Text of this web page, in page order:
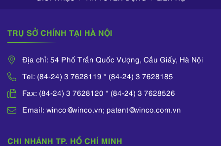
TRỤ SỞ CHÍNH TẠI HÀ NỘI
Địa chỉ: 54 Phố Trần Quốc Vượng, Cầu Giấy, Hà Nội
Tel: (84-24) 3 7628119 * (84-24) 3 7628185
Fax: (84-24) 3 7628120 * (84-24) 3 7628526
Email: winco@winco.vn; patent@winco.com.vn
CHI NHÁNH TP. HỒ CHÍ MINH